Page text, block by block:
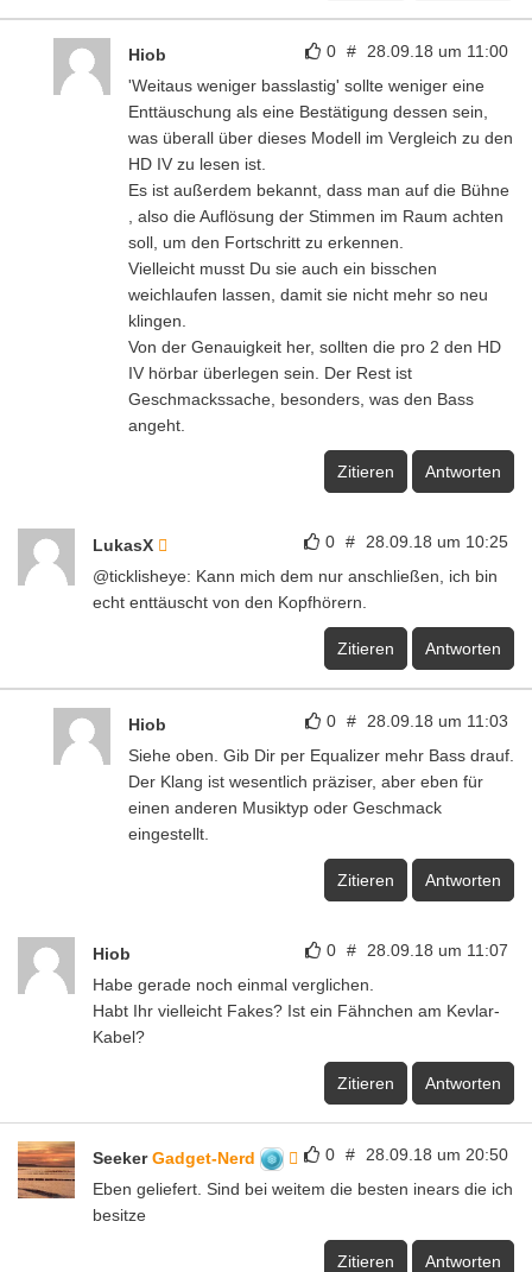
0 # 28.09.18 um 11:00
Hiob
'Weitaus weniger basslastig' sollte weniger eine
Enttäuschung als eine Bestätigung dessen sein,
was überall über dieses Modell im Vergleich zu den
HD IV zu lesen ist.
Es ist außerdem bekannt, dass man auf die Bühne
, also die Auflösung der Stimmen im Raum achten
soll, um den Fortschritt zu erkennen.
Vielleicht musst Du sie auch ein bisschen
weichlaufen lassen, damit sie nicht mehr so neu
klingen.
Von der Genauigkeit her, sollten die pro 2 den HD
IV hörbar überlegen sein. Der Rest ist
Geschmackssache, besonders, was den Bass
angeht.
Zitieren Antworten
0 # 28.09.18 um 10:25
LukasX
@ticklisheye: Kann mich dem nur anschließen, ich bin
echt enttäuscht von den Kopfhörern.
Zitieren Antworten
0 # 28.09.18 um 11:03
Hiob
Siehe oben. Gib Dir per Equalizer mehr Bass drauf.
Der Klang ist wesentlich präziser, aber eben für
einen anderen Musiktyp oder Geschmack
eingestellt.
Zitieren Antworten
0 # 28.09.18 um 11:07
Hiob
Habe gerade noch einmal verglichen.
Habt Ihr vielleicht Fakes? Ist ein Fähnchen am Kevlar-
Kabel?
Zitieren Antworten
0 # 28.09.18 um 20:50
SeekerGadget-Nerd
Eben geliefert. Sind bei weitem die besten inears die ich
besitze
Zitieren Antworten